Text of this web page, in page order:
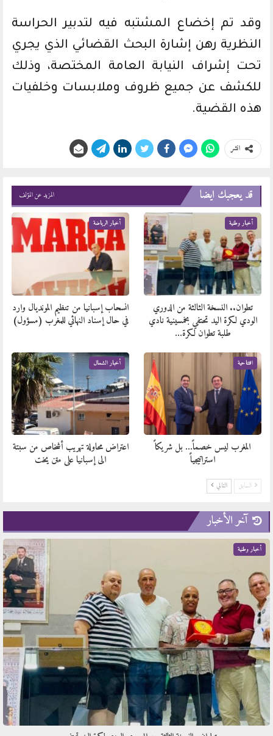
وقد تم إخضاع المشتبه فيه لتدبير الحراسة
النظرية رهن إشارة البحث القضائي الذي يجري
تحت إشراف النيابة العامة المختصة، وذلك
للكشف عن جميع ظروف وملابسات وخلفيات
هذه القضية.
انشر
قد يعجبك ايضا المزيد عن المؤلف
أخبار وطنية
تطوان.. النسخة الثالثة من الدوري
الودي لكرة اليد تحتفي بخمسينية نادي
طلبة تطوان لكرة…
أخبار الرياضة
انسحاب إسبانيا من تنظيم المونديال وارد
في حال إسناد النهائي للمغرب (مسؤول)
افتتاحية
المغرب ليس خصماً… بل شريكاً
استراتيجياً
أخبار الشمال
اعتراض محاولة تهريب أشخاص من سبتة
الى إسبانيا على متن يخت
السابق التالي
آخر الأخبار
أخبار وطنية